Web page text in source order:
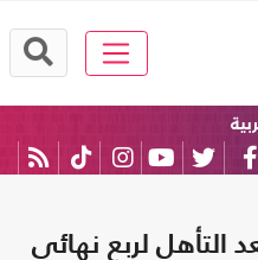
التأهل لربع نهائي